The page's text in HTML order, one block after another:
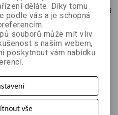
veškerá tajemství LAB
oblastí, v nichž tento
vás plně obeznámí s
vám návrhy, jak jej
postupů.
tato kniha, doménou spíše
je kniha napsána
jazykem. Dan Margulis
naopak: snaží se
děláte. Díky tomu
podle vás a je schopná
souborů může mít vliv
s naším webem,
poskytnout vám nabídku
vše